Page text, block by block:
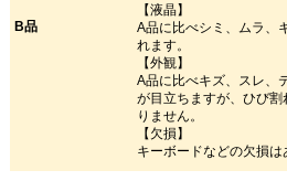
B品
【液晶】
A品に比べシミ、ムラ、
れます。
【外観】
A品に比べキズ、スレ、
が目立ちますが、ひび
りません。
【欠損】
キーボードなどの欠損は